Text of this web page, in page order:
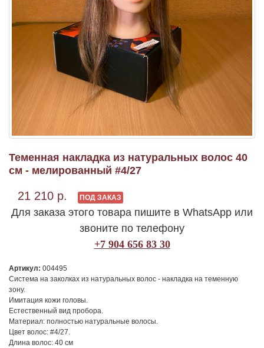
Теменная накладка из натуральных волос 40
см - мелированный #4/27
21 210 р. ПОД ЗАКАЗ
Для заказа этого товара пишите в WhatsApp или
звоните по телефону
+7 904 656 83 30
Артикул: 004495
Система на заколках из натуральных волос - накладка на теменную
зону.
Имитация кожи головы.
Естественный вид пробора.
Материал: полностью натуральные волосы.
Цвет волос: #4/27.
Длина волос: 40 см